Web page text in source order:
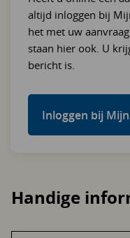
altijd inloggen bij
het met uw
staan hier ook. U
bericht is.
Inloggen bij
Handige